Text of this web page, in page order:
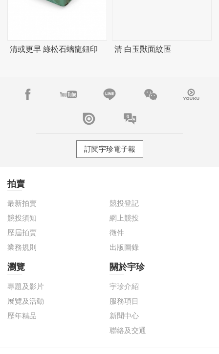
清或更早 綠松石螭龍鈕印 清 白玉獸面紋匜
訂閱宇珍電子報
拍賣
最新拍賣
競投登記
競投須知
網上競投
歷屆拍賣
徵件
業務規則
出版圖錄
瀏覽
專題及影片
展覽及活動
歷年精品
關於宇珍
宇珍介紹
服務項目
新聞中心
聯絡及交通